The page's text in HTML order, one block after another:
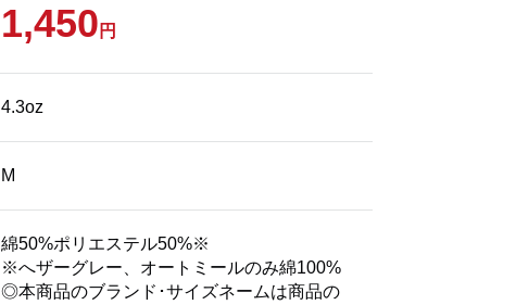
1,450 円
4.3oz
M
綿50%ポリエステル50%※
※へザーグレー、オートミールのみ綿100%
◎本商品のブランド･サイズネームは商品の